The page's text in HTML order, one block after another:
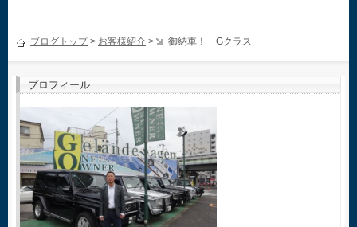
ブログトップ> お客様紹介 > 御納車！ Gクラス
プロフィール